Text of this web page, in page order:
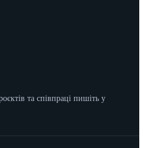
та співпраці пишіть у